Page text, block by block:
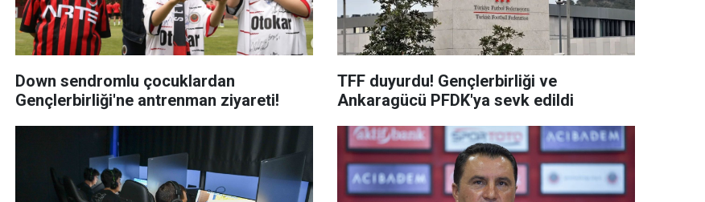
Down sendromlu çocuklardan
Gençlerbirliği'ne antrenman ziyareti!
TFF duyurdu! Gençlerbirliği ve
Ankaragücü PFDK'ya sevk edildi